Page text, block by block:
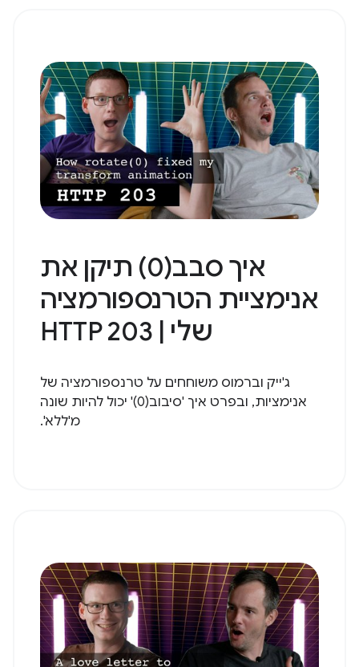
איך סבב(0) תיקן את
אנימציית הטרנספורמציה
שלי | HTTP 203
ג'ייק וברמוס משוחחים על טרנספורמציה של
אנימציות, ובפרט איך 'סיבוב(0)' יכול להיות שונה
מ'ללא'.